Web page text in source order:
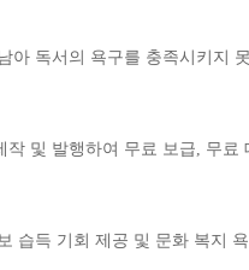
아 독서의 욕구를 충족시키지
및 발행하여 무료 보급, 무료
습득 기회 제공 및 문화 복지